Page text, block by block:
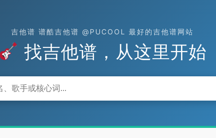
吉他谱 谱酷吉他谱 @PUCOOL 最好的吉他谱网站
找吉他谱，从这里开始